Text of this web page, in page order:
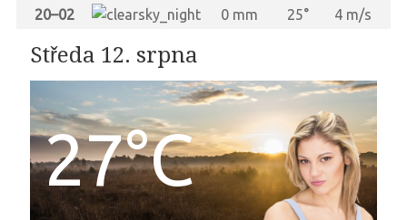
20–02
0 mm 25° 4 m/s
Středa 12. srpna
27°C